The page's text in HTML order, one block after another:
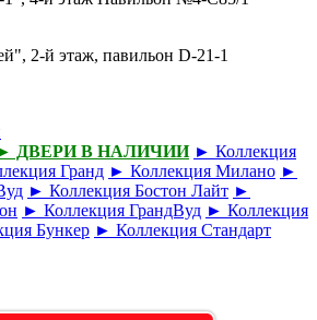
2-й этаж, павильон D-21-1
ДВЕРИ В НАЛИЧИИ ► Коллекция
Гранд ► Коллекция Милано ►
► Коллекция Бостон Лайт ►
► Коллекция ГрандВуд ► Коллекция
Бункер ► Коллекция Стандарт